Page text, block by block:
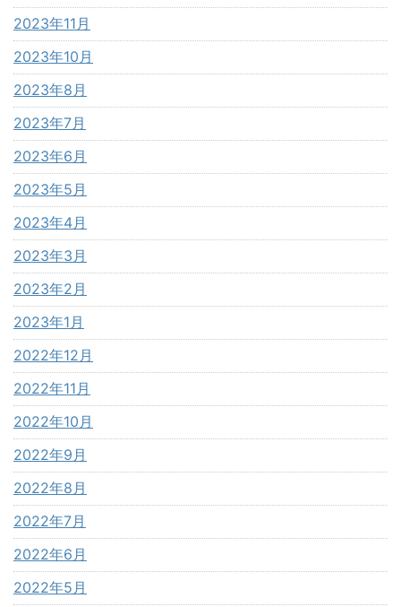
2023年11月
2023年10月
2023年8月
2023年7月
2023年6月
2023年5月
2023年4月
2023年3月
2023年2月
2023年1月
2022年12月
2022年11月
2022年10月
2022年9月
2022年8月
2022年7月
2022年6月
2022年5月